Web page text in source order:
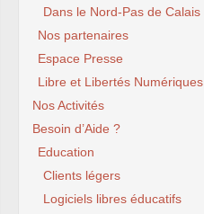
Dans le Nord-Pas de Calais
Nos partenaires
Espace Presse
Libre et Libertés Numériques
Nos Activités
Besoin d’Aide ?
Education
Clients légers
Logiciels libres éducatifs